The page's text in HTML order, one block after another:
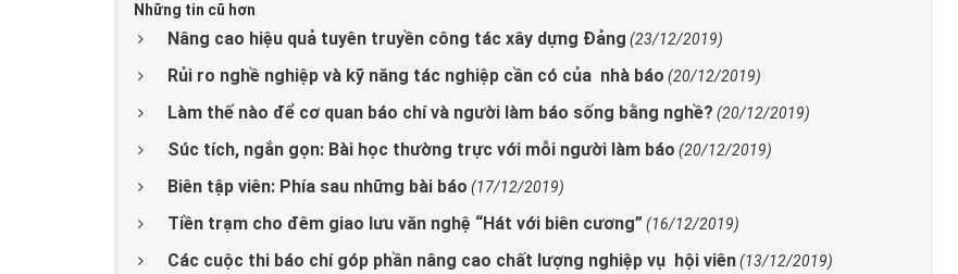
Những tin cũ hơn
Nâng cao hiệu quả tuyên truyền công tác xây dựng Đảng (23/12/2019)
Rủi ro nghề nghiệp và kỹ năng tác nghiệp cần có của nhà báo (20/12/2019)
Làm thế nào để cơ quan báo chí và người làm báo sống bằng nghề? (20/12/2019)
Súc tích, ngắn gọn: Bài học thường trực với mỗi người làm báo (20/12/2019)
Biên tập viên: Phía sau những bài báo (17/12/2019)
Tiền trạm cho đêm giao lưu văn nghệ “Hát với biên cương” (16/12/2019)
Các cuộc thi báo chí góp phần nâng cao chất lượng nghiệp vụ hội viên(13/12/2019)